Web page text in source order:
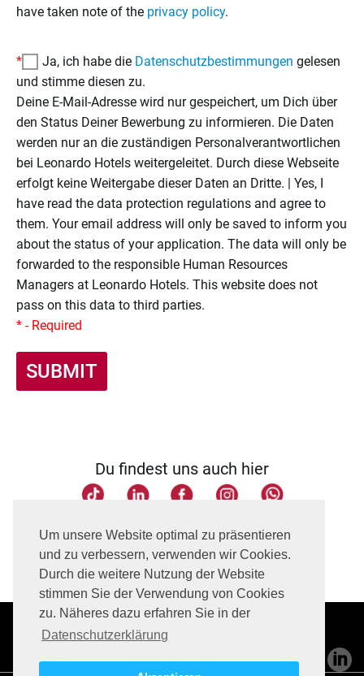
Um unsere Website optimal zu präsentieren
und zu verbessern, verwenden wir Cookies.
Durch die weitere Nutzung der Website
stimmen Sie der Verwendung von Cookies
zu. Näheres dazu erfahren Sie in der
Datenschutzerklärung
have taken note of the privacy policy.
* Ja, ich habe die Datenschutzbestimmungen gelesen
und stimme diesen zu.
Deine E-Mail-Adresse wird nur gespeichert, um Dich über
den Status Deiner Bewerbung zu informieren. Die Daten
werden nur an die zuständigen Personalverantwortlichen
bei Leonardo Hotels weitergeleitet. Durch diese Webseite
erfolgt keine Weitergabe dieser Daten an Dritte. | Yes, I
have read the data protection regulations and agree to
them. Your email address will only be saved to inform you
about the status of your application. The data will only be
forwarded to the responsible Human Resources
Managers at Leonardo Hotels. This website does not
pass on this data to third parties.
* - Required
SUBMIT
Du findest uns auch hier
Seite teilen